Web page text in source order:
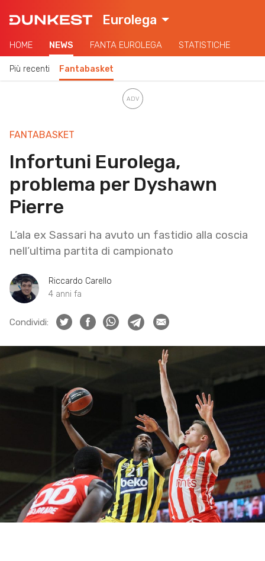
Eurolega
HOME NEWS FANTA EUROLEGA STATISTICHE
Più recenti Fantabasket
FANTABASKET
Infortuni Eurolega,
problema per Dyshawn
Pierre
L’ala ex Sassari ha avuto un fastidio alla coscia
nell’ultima partita di campionato
Riccardo Carello
4 anni fa
Condividi: